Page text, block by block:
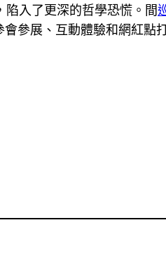
陷入了更深的哲學恐慌。間
會參展、互動體驗和網紅點